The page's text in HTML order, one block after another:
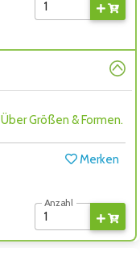
Über Größen & Formen.
Merken
Anzahl